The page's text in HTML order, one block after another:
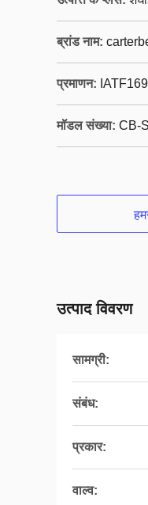
ब्रांड नाम:
प्रमाणन:
मॉडल संख्या: CB-
उत्पाद विवरण
सामग्री:
संबंध:
प्रकार:
वाल्व: